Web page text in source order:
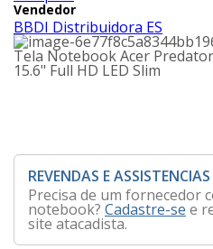
Vendedor
BBDI Distribuidora ES
Tela Notebook Acer
15.6" Full HD LED Slim
REVENDAS E
Precisa de um fornecedor
notebook? Cadastre-se e
site atacadista.